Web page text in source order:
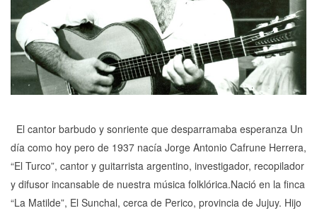
El cantor barbudo y sonriente que desparramaba esperanza Un
día como hoy pero de 1937 nacía Jorge Antonio Cafrune Herrera,
“El Turco”, cantor y guitarrista argentino, investigador, recopilador
y difusor incansable de nuestra música folklórica.Nació en la finca
“La Matilde”, El Sunchal, cerca de Perico, provincia de Jujuy. Hijo